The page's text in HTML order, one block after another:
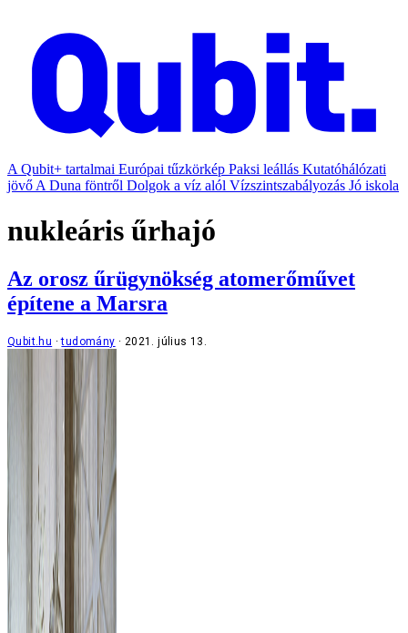
A Qubit+ tartalmai Európai tűzkörkép Paksi leállás Kutatóhálózati
jövő A Duna föntről Dolgok a víz alól Vízszintszabályozás Jó iskola
nukleáris űrhajó
Az orosz űrügynökség atomerőművet
építene a Marsra
Qubit.hu tudomány 2021. július 13.